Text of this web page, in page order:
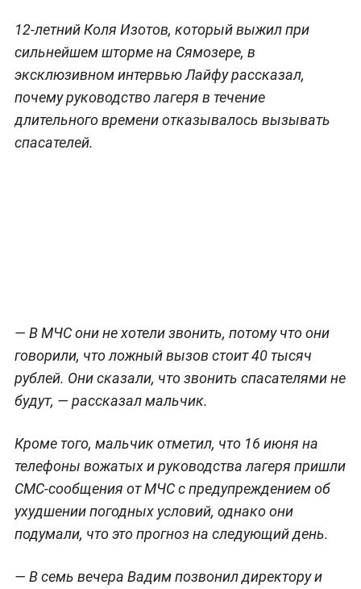
12-летний Коля Изотов, который выжил при
сильнейшем шторме на Сямозере, в
эксклюзивном интервью Лайфу рассказал,
почему руководство лагеря в течение
длительного времени отказывалось вызывать
спасателей.
— В МЧС они не хотели звонить, потому что они
говорили, что ложный вызов стоит 40 тысяч
рублей. Они сказали, что звонить спасателями не
будут, — рассказал мальчик.
Кроме того, мальчик отметил, что 16 июня на
телефоны вожатых и руководства лагеря пришли
СМС-сообщения от МЧС с предупреждением об
ухудшении погодных условий, однако они
подумали, что это прогноз на следующий день.
— В семь вечера Вадим позвонил директору и